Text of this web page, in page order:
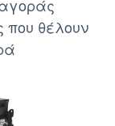
που θέλουν